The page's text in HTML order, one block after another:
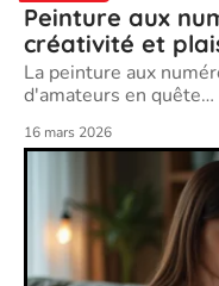
Peinture aux
créativité et
La peinture aux
d'amateurs en quête…
16 mars 2026